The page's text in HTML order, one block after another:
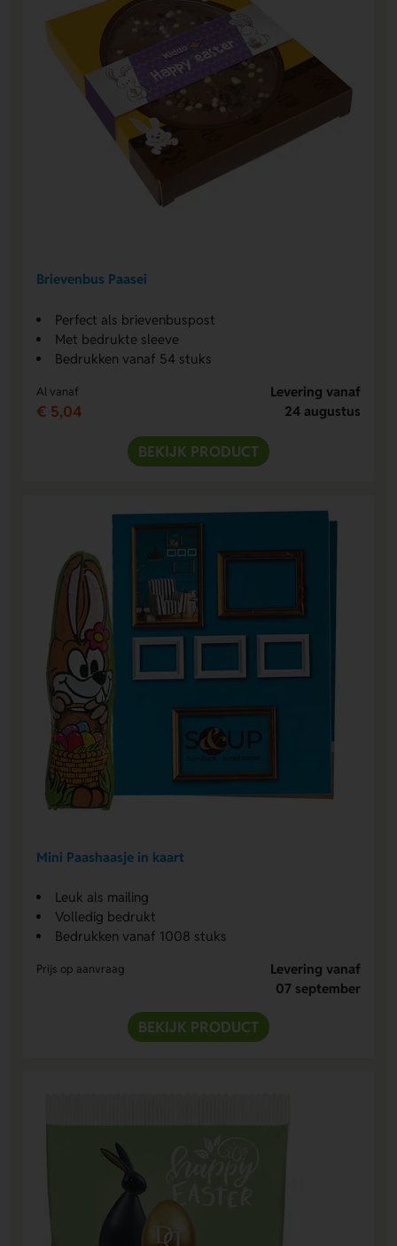
Brievenbus Paasei
Perfect als brievenbuspost
Met bedrukte sleeve
Bedrukken vanaf 54 stuks
Al vanaf
€ 5,04
Levering vanaf
24 augustus
BEKIJK PRODUCT
Mini Paashaasje in kaart
Leuk als mailing
Volledig bedrukt
Bedrukken vanaf 1008 stuks
Prijs op aanvraag
Levering vanaf
07 september
BEKIJK PRODUCT